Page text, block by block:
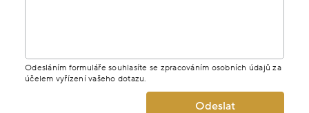
Odesláním formuláře souhlasíte se zpracováním osobních údajů za
účelem vyřízení vašeho dotazu.
Odeslat